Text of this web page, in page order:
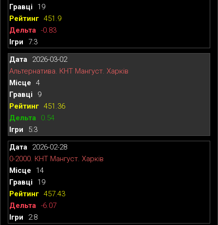
19
451.9
-0.83
7:3
2026-03-02
Альтернатива. КНТ Мангуст. Харків
4
9
451.36
0.54
5:3
2026-02-28
0-2000. КНТ Мангуст. Харків
14
19
457.43
-6.07
2:8